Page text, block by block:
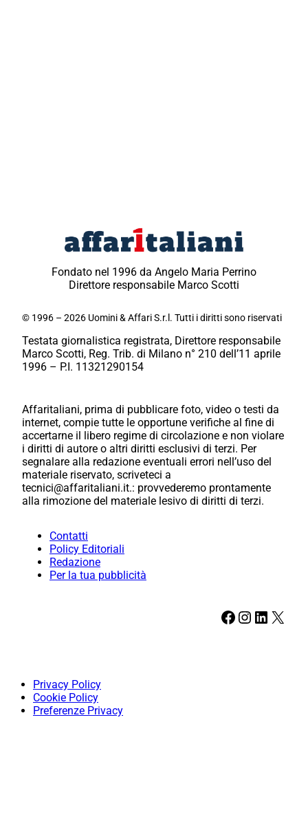
Fondato nel 1996 da Angelo Maria Perrino
Direttore responsabile Marco Scotti
© 1996 – 2026 Uomini & Affari S.r.l. Tutti i diritti sono riservati
Testata giornalistica registrata, Direttore responsabile
Marco Scotti, Reg. Trib. di Milano n° 210 dell’11 aprile
1996 – P.I. 11321290154
Affaritaliani, prima di pubblicare foto, video o testi da
internet, compie tutte le opportune verifiche al fine di
accertarne il libero regime di circolazione e non violare
i diritti di autore o altri diritti esclusivi di terzi. Per
segnalare alla redazione eventuali errori nell’uso del
materiale riservato, scriveteci a
tecnici@affaritaliani.it.: provvederemo prontamente
alla rimozione del materiale lesivo di diritti di terzi.
Contatti
Policy Editoriali
Redazione
Per la tua pubblicità
Facebook Instagram LinkedIn X
Privacy Policy
Cookie Policy
Preferenze Privacy